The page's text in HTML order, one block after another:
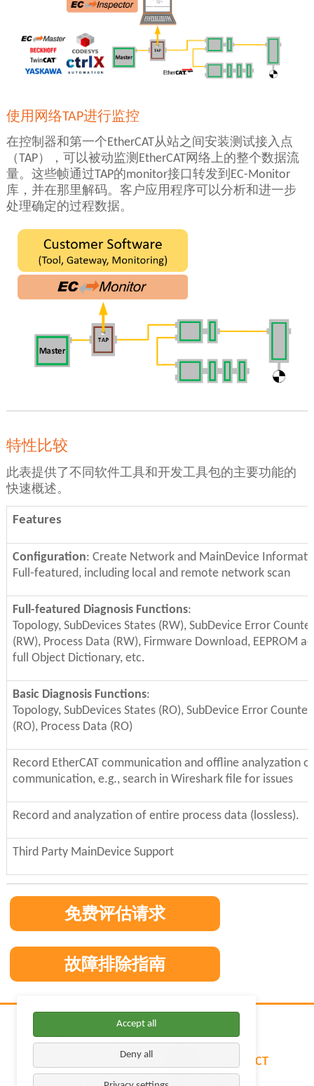
CONTACT
使用网络TAP进行监控
在控制器和第一个EtherCAT从站之间安装测试接入点
（TAP），可以被动监测EtherCAT网络上的整个数据流
量。这些帧通过TAP的monitor接口转发到EC-Monitor
库，并在那里解码。客户应用程序可以分析和进一步
处理确定的过程数据。
特性比较
此表提供了不同软件工具和开发工具包的主要功能的
快速概述。
Features
Configuration: Create Network and MainDevice
Full-featured, including local and remote network scan
Full-featured Diagnosis Functions:
Topology, SubDevices States (RW), SubDevice Error
(RW), Process Data (RW), Firmware Download, EEPROM
full Object Dictionary, etc.
Basic Diagnosis Functions:
Topology, SubDevices States (RO), SubDevice Error
(RO), Process Data (RO)
Record EtherCAT communication and offline analyzation
communication, e.g., search in Wireshark file for issues
Record and analyzation of entire process data (lossless).
Third Party MainDevice Support
免费评估请求
故障排除指南
Accept all
Deny all
navigation
版本说明
acontis technologies GmbH
88212 Ravensburg
Germany